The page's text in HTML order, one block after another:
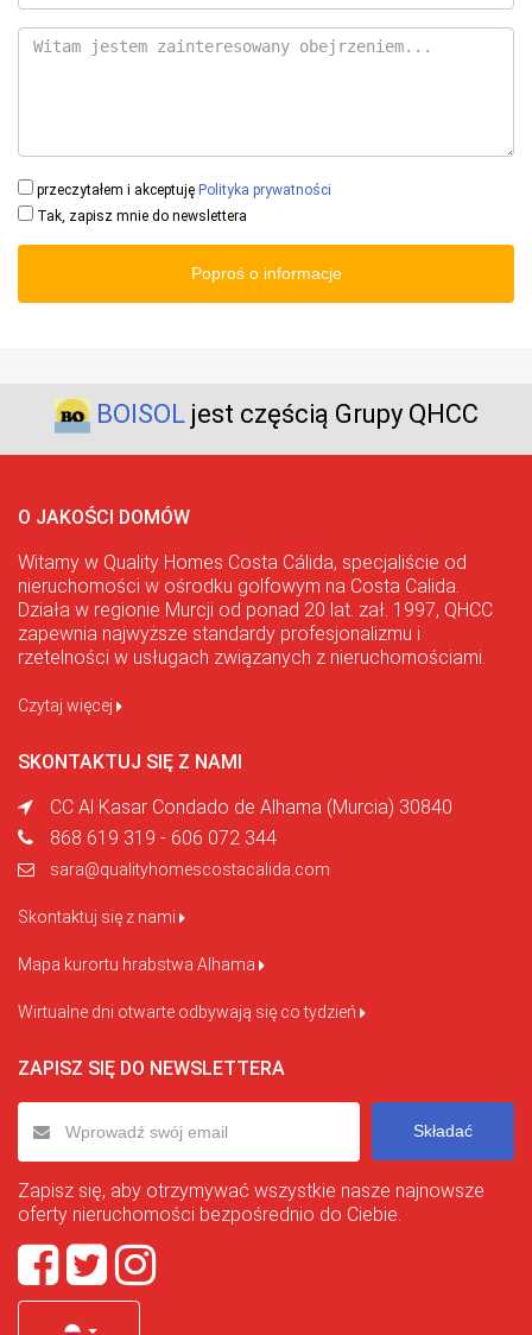
przeczytałem i akceptuję Polityka prywatności
Tak, zapisz mnie do newslettera
Poproś o informacje
BOISOLjest częścią Grupy QHCC
O JAKOŚCI DOMÓW
Witamy w Quality Homes Costa Cálida, specjaliście od
nieruchomości w ośrodku golfowym na Costa Calida.
Działa w regionie Murcji od ponad 20 lat. zał. 1997, QHCC
zapewnia najwyższe standardy profesjonalizmu i
rzetelności w usługach związanych z nieruchomościami.
Czytaj więcej
SKONTAKTUJ SIĘ Z NAMI
CC Al Kasar Condado de Alhama (Murcia) 30840
868 619 319 - 606 072 344
sara@qualityhomescostacalida.com
Skontaktuj się z nami
Mapa kurortu hrabstwa Alhama
Wirtualne dni otwarte odbywają się co tydzień
ZAPISZ SIĘ DO NEWSLETTERA
Składać
Zapisz się, aby otrzymywać wszystkie nasze najnowsze
oferty nieruchomości bezpośrednio do Ciebie.